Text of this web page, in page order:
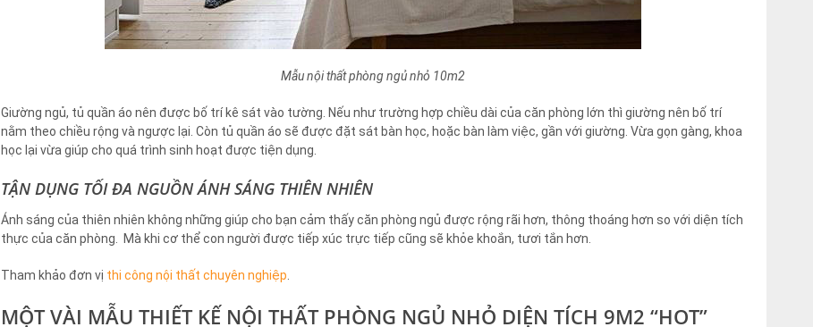
Mẫu nội thất phòng ngủ nhỏ 10m2
Giường ngủ, tủ quần áo nên được bố trí kê sát vào tường. Nếu như trường hợp chiều dài của căn phòng lớn thì giường nên bố trí
nằm theo chiều rộng và ngược lại. Còn tủ quần áo sẽ được đặt sát bàn học, hoặc bàn làm việc, gần với giường. Vừa gọn gàng, khoa
học lại vừa giúp cho quá trình sinh hoạt được tiện dụng.
TẬN DỤNG TỐI ĐA NGUỒN ÁNH SÁNG THIÊN NHIÊN
Ánh sáng của thiên nhiên không những giúp cho bạn cảm thấy căn phòng ngủ được rộng rãi hơn, thông thoáng hơn so với diện tích
thực của căn phòng. Mà khi cơ thể con người được tiếp xúc trực tiếp cũng sẽ khỏe khoắn, tươi tắn hơn.
Tham khảo đơn vị thi công nội thất chuyên nghiệp
MỘT VÀI MẪU THIẾT KẾ NỘI THẤT PHÒNG NGỦ NHỎ DIỆN TÍCH 9M2 “HOT”